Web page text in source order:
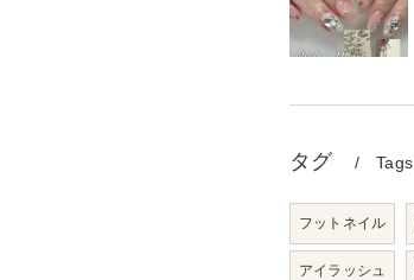
タグ Tags
フットネイル
アイラッシュ